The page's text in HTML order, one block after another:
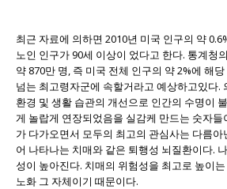
최근 자료에 의하면 2010년 미국 인구의 약
노인 인구가 90세 이상이 었다고 한다. 통계청
약 870만 명, 즉 미국 전체 인구의 약 2%에 해
넘는 최고령자군에 속할거라고 예상하고있다.
환경 및 생활 습관의 개선으로 인간의 수명이
게 놀랍게 연장되었음을 실감케 만드는 숫자들
가 다가오면서 모두의 최고의 관심사는 다름
어 나타나는 치매와 같은 퇴행성 뇌질환이다.
성이 높아진다. 치매의 위험성을 최고로 높이
노화 그 자체이기 때문이다.